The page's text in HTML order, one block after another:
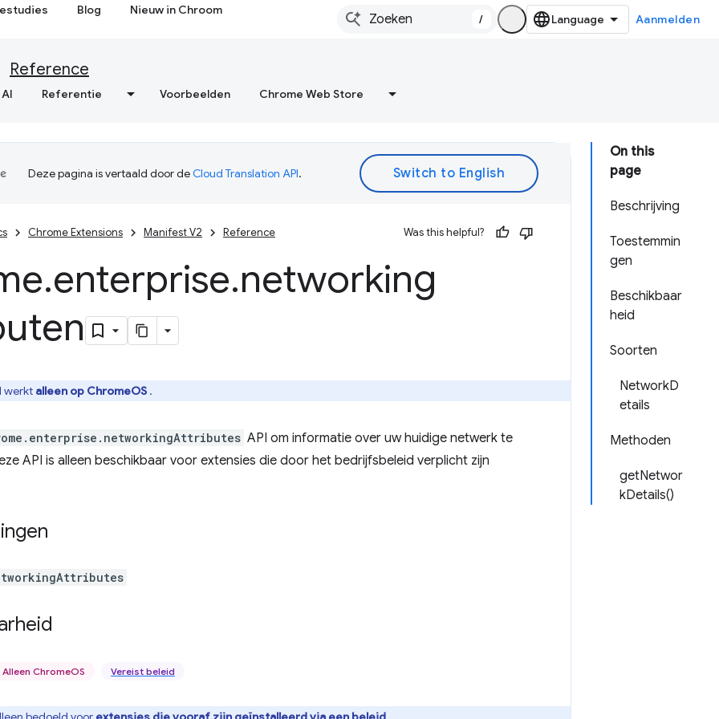
Blog Nieuw in Chroom
/ Aanmelden
Reference
Referentie Voorbeelden Chrome Web Store
On this
page
Beschrijving
Toestemmin
gen
Beschikbaar
heid
Soorten
NetworkD
etails
Methoden
getNetwor
kDetails()
Deze pagina is vertaald door deCloud Translation API.
Chrome Extensions Manifest V2 Reference Was this helpful?
.enterprise.networking
werkt alleen op ChromeOS .
API om informatie over uw huidige netwerk te
API is alleen beschikbaar voor extensies die door het bedrijfsbeleid verplicht zijn
Alleen ChromeOS Vereist beleid